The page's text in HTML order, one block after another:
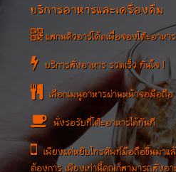
บริการอาหารและเครื่องดื่ม
แสกนคิวอาร์โค้ดเพื่อจองโต๊ะอาหาร
บริการสั่งอาหาร รวดเร็ว ทันใจ !
เลือกเมนูอาหารผ่านหน้าจอมือถือ
นั่งรอรับที่โต๊ะอาหารได้ทันที
เพียงแค่หยิบโทรศัพท์มือถือขึ้นมาแ
ต้องการ เพียงเท่านี้คุณก็สามารถสั่งอา